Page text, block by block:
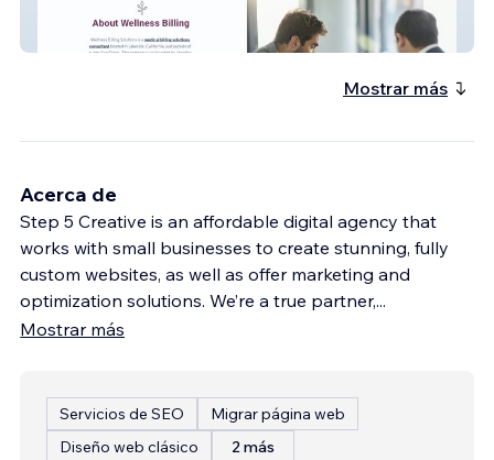
Wellness Billing
Mostrar más
Acerca de
Step 5 Creative is an affordable digital agency that
works with small businesses to create stunning, fully
custom websites, as well as offer marketing and
optimization solutions. We’re a true partner,...
Mostrar más
Servicios de SEO
Migrar página web
Diseño web clásico
2 más